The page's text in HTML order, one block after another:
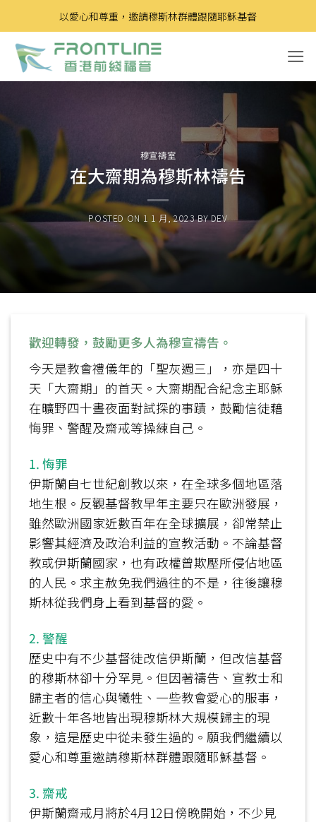
to
content
以愛心和尊重，邀請穆斯林群體跟隨耶穌基督
穆宣禱室
在大齋期為穆斯林禱告
POSTED ON1 1 月, 2023 BYDEV
歡迎轉發，鼓勵更多人為穆宣禱告。
今天是教會禮儀年的「聖灰週三」，亦是四十
天「大齋期」的首天。大齋期配合紀念主耶穌
在曠野四十晝夜面對試探的事蹟，鼓勵信徒藉
悔罪、警醒及齋戒等操練自己。
1. 悔罪
伊斯蘭自七世紀創教以來，在全球多個地區落
地生根。反觀基督教早年主要只在歐洲發展，
雖然歐洲國家近數百年在全球擴展，卻常禁止
影響其經濟及政治利益的宣教活動。不論基督
教或伊斯蘭國家，也有政權曾欺壓所侵佔地區
的人民。求主赦免我們過往的不是，往後讓穆
斯林從我們身上看到基督的愛。
2. 警醒
歷史中有不少基督徒改信伊斯蘭，但改信基督
的穆斯林卻十分罕見。但因著禱告、宣教士和
歸主者的信心與犧牲、一些教會愛心的服事，
近數十年各地皆出現穆斯林大規模歸主的現
象，這是歷史中從未發生過的。願我們繼續以
愛心和尊重邀請穆斯林群體跟隨耶穌基督。
3. 齋戒
伊斯蘭齋戒月將於4月12日傍晚開始，不少見